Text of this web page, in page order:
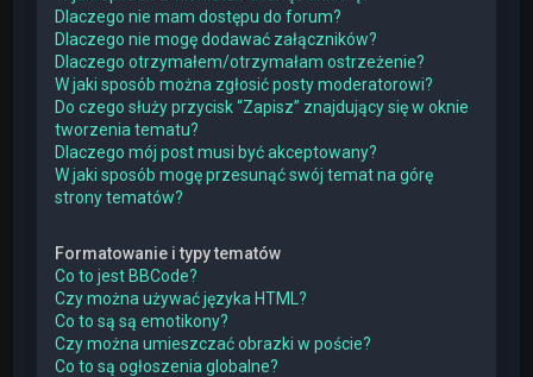
Dlaczego nie mam dostępu do forum?
Dlaczego nie mogę dodawać załączników?
Dlaczego otrzymałem/otrzymałam ostrzeżenie?
W jaki sposób można zgłosić posty moderatorowi?
Do czego służy przycisk “Zapisz” znajdujący się w oknie
tworzenia tematu?
Dlaczego mój post musi być akceptowany?
W jaki sposób mogę przesunąć swój temat na górę
strony tematów?
Formatowanie i typy tematów
Co to jest BBCode?
Czy można używać języka HTML?
Co to są są emotikony?
Czy można umieszczać obrazki w poście?
Co to są ogłoszenia globalne?